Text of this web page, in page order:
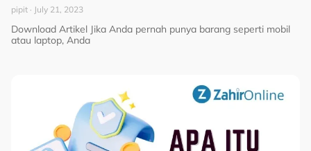
pipit July 21, 2023
Download Artikel Jika Anda pernah punya barang seperti mobil
atau laptop, Anda